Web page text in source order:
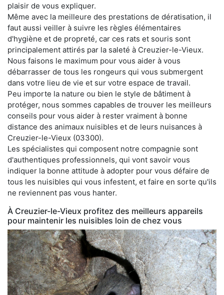
plaisir de vous expliquer.
Même avec la meilleure des prestations de dératisation, il
faut aussi veiller à suivre les règles élémentaires
d'hygiène et de propreté, car ces rats et souris sont
principalement attirés par la saleté à Creuzier-le-Vieux.
Nous faisons le maximum pour vous aider à vous
débarrasser de tous les rongeurs qui vous submergent
dans votre lieu de vie et sur votre espace de travail.
Peu importe la nature ou bien le style de bâtiment à
protéger, nous sommes capables de trouver les meilleurs
conseils pour vous aider à rester vraiment à bonne
distance des animaux nuisibles et de leurs nuisances à
Creuzier-le-Vieux (03300).
Les spécialistes qui composent notre compagnie sont
d'authentiques professionnels, qui vont savoir vous
indiquer la bonne attitude à adopter pour vous défaire de
tous les nuisibles qui vous infestent, et faire en sorte qu'ils
ne reviennent pas vous hanter.
À Creuzier-le-Vieux profitez des meilleurs appareils
pour maintenir les nuisibles loin de chez vous